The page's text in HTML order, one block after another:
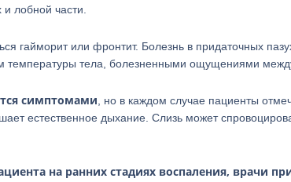
лобной части.
гайморит или фронтит. Болезнь в придаточных
тела, болезненными ощущениями
симптомами , но в каждом случае пациенты
естественное дыхание. Слизь может
на ранних стадиях воспаления, врачи